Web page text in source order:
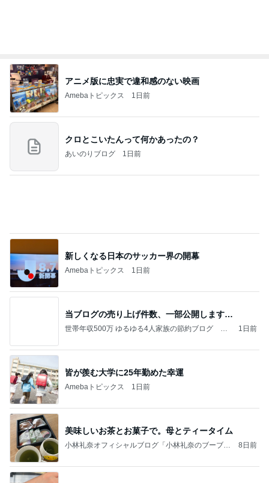
アニメ版に忠実で違和感のない映画
Amebaトピックス 1日前
クロとこいたんって何かあったの？
あいのりブログ 1日前
新しくなる日本のサッカー界の開幕
Amebaトピックス 1日前
当ブログの売り上げ件数、一部公開します…
世帯年収500万 ゆるゆる4人家族の節約ブログ 〜
1日前
皆が羨む大学に25年勤めた幸運
Amebaトピックス 1日前
美味しいお茶とお菓子で。母とティータイム
小林礼奈オフィシャルブログ「小林礼奈のブーブー
8日前